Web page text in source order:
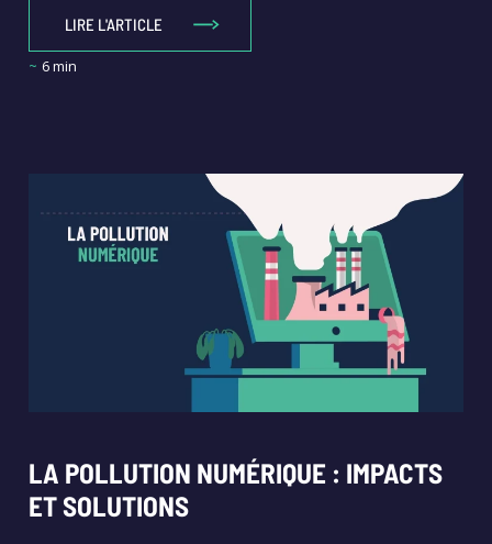
LIRE L'ARTICLE
~ 6 min
LA POLLUTION NUMÉRIQUE : IMPACTS
ET SOLUTIONS